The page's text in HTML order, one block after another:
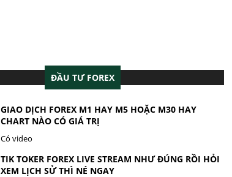
ĐẦU TƯ FOREX
GIAO DỊCH FOREX M1 HAY M5 HOẶC M30 HAY
CHART NÀO CÓ GIÁ TRỊ
Có video
TIK TOKER FOREX LIVE STREAM NHƯ ĐÚNG RỒI HỎI
XEM LỊCH SỬ THÌ NÉ NGAY